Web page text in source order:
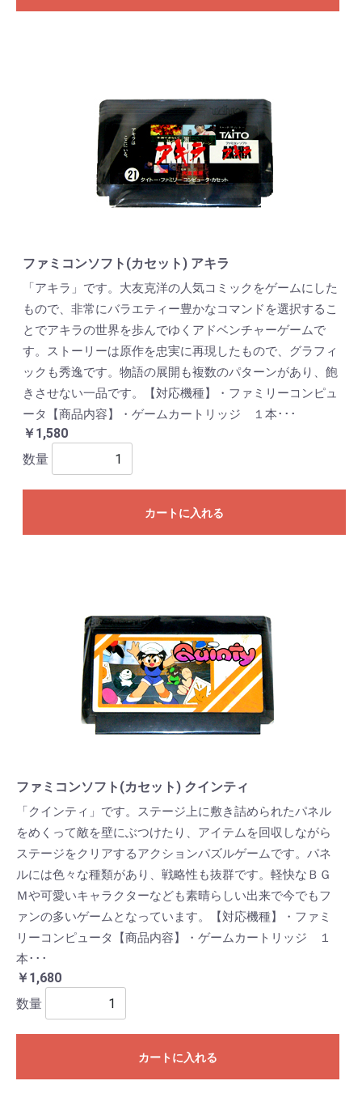
ファミコンソフト(カセット) アキラ
「アキラ」です。大友克洋の人気コミックをゲームにした
もので、非常にバラエティー豊かなコマンドを選択するこ
とでアキラの世界を歩んでゆくアドベンチャーゲームで
す。ストーリーは原作を忠実に再現したもので、グラフィ
ックも秀逸です。物語の展開も複数のパターンがあり、飽
きさせない一品です。【対応機種】・ファミリーコンピュ
ータ【商品内容】・ゲームカートリッジ １本･･･
￥1,580
数量
カートに入れる
ファミコンソフト(カセット) クインティ
「クインティ」です。ステージ上に敷き詰められたパネル
をめくって敵を壁にぶつけたり、アイテムを回収しながら
ステージをクリアするアクションパズルゲームです。パネ
ルには色々な種類があり、戦略性も抜群です。軽快なＢＧ
Ｍや可愛いキャラクターなども素晴らしい出来で今でもフ
ァンの多いゲームとなっています。【対応機種】・ファミ
リーコンピュータ【商品内容】・ゲームカートリッジ １
本･･･
￥1,680
数量
カートに入れる